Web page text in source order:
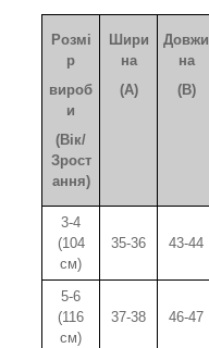
Розмі
р
вироб
и
(Вік/
Зрост
ання)
Шири
на
(A)
Довжи
на
(B)
3-4
(104
см)
35-36 43-44
5-6
(116
см)
37-38 46-47